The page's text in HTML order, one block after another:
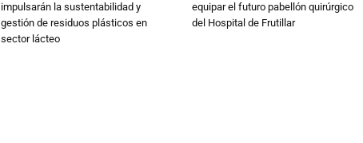
impulsarán la sustentabilidad y
gestión de residuos plásticos en
sector lácteo
equipar el futuro pabellón quirúrgico
del Hospital de Frutillar